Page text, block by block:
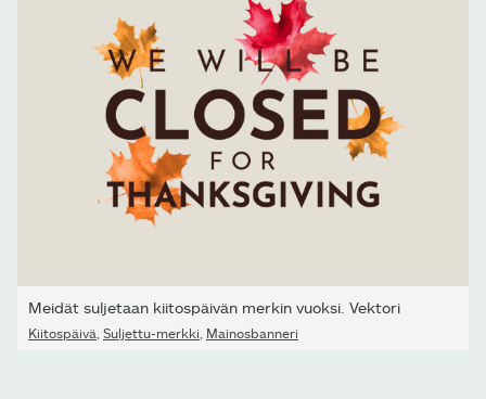
Meidät suljetaan kiitospäivän merkin vuoksi. Vektori
Kiitospäivä Suljettu-merkki Mainosbanneri